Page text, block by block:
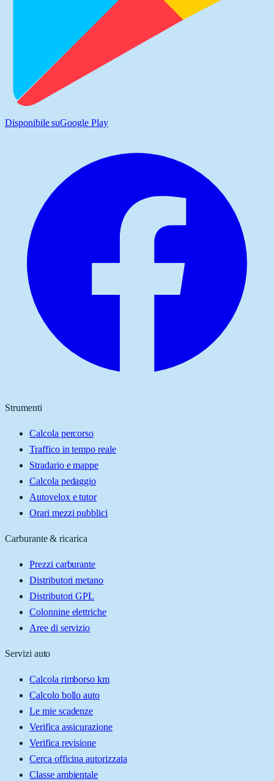
Disponibile suGoogle Play
Strumenti
Calcola percorso
Traffico in tempo reale
Stradario e mappe
Calcola pedaggio
Autovelox e tutor
Orari mezzi pubblici
Carburante & ricarica
Prezzi carburante
Distributori metano
Distributori GPL
Colonnine elettriche
Aree di servizio
Servizi auto
Calcola rimborso km
Calcolo bollo auto
Le mie scadenze
Verifica assicurazione
Verifica revisione
Cerca officina autorizzata
Classe ambientale